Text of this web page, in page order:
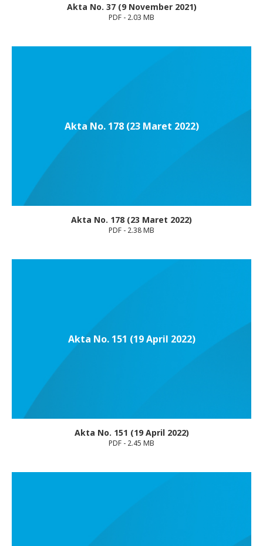
Akta No. 37 (9 November 2021)
PDF - 2.03 MB
Akta No. 178 (23 Maret 2022)
Akta No. 178 (23 Maret 2022)
PDF - 2.38 MB
Akta No. 151 (19 April 2022)
Akta No. 151 (19 April 2022)
PDF - 2.45 MB